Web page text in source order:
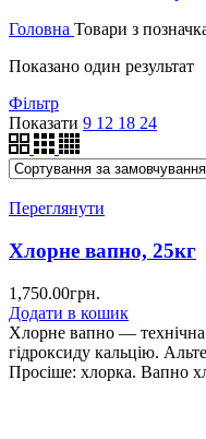
Головна Товари з
Показано один результат
Фільтр
Показати 9 12 18 24
Переглянути
Хлорне вапно, 25кг
1,750.00грн.
Додати в кошик
Хлорне вапно —
гідроксиду кальцію.
Просіше: хлорка. Вапно